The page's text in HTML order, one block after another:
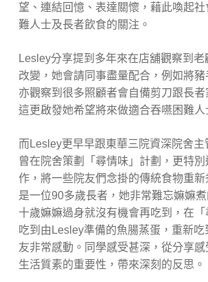
望、連結回憶、表達關懷，藉此喚起社
難人士及長者飲食的關注。
Lesley分享提到多年來在店舖觀察到
改變，她會請同事盡量配合，例如將
亦觀察到很多照顧者會自備剪刀跟長者
這更啟發她希望將來做適合吞嚥困難人
而Lesley更早早跟東華三院資深院舍主
曾在院舍策劃「尋情味」計劃，更特
作，將一些院友們念掛的傳統食物重新
是一位90多歲長者，她非常難忘嫲嫲
十歲嫲嫲過身就沒有機會再吃到，在
吃到由Lesley準備的魚腸蒸蛋，重新
友非常感動。同學感受甚深，從分享
生活質素的重要性，帶來深刻的反思。